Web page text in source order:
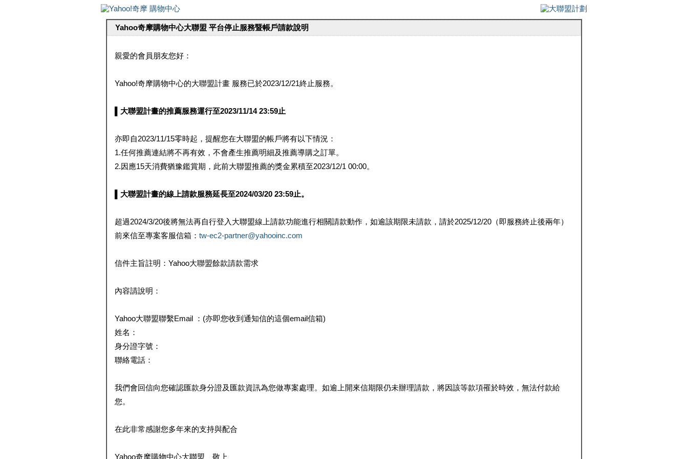
Yahoo奇摩購物中心大聯盟 平台停止服務暨帳戶請款說明
親愛的會員朋友您好：
Yahoo!奇摩購物中心的大聯盟計畫 服務已於2023/12/21終止服務。
▌大聯盟計畫的推薦服務運行至2023/11/14 23:59止
亦即自2023/11/15零時起，提醒您在大聯盟的帳戶將有以下情況：
1.任何推薦連結將不再有效，不會產生推薦明細及推薦導購之訂單。
2.因應15天消費猶豫鑑賞期，此前大聯盟推薦的獎金累積至2023/12/1 00:00。
▌大聯盟計畫的線上請款服務延長至2024/03/20 23:59止。
超過2024/3/20後將無法再自行登入大聯盟線上請款功能進行相關請款動作，如逾該期限未請款，請於2025/12/20（即服務終止後兩年）
前來信至專案客服信箱： tw-ec2-partner@yahooinc.com
信件主旨註明：Yahoo大聯盟餘款請款需求
內容請說明：
Yahoo大聯盟聯繫Email ：(亦即您收到通知信的這個email信箱)
姓名：
身分證字號：
聯絡電話：
我們會回信向您確認匯款身分證及匯款資訊為您做專案處理。如逾上開來信期限仍未辦理請款，將因該等款項罹於時效，無法付款給
您。
在此非常感謝您多年來的支持與配合
Yahoo奇摩購物中心大聯盟 敬上